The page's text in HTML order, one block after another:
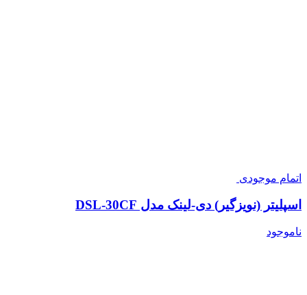
اتمام موجودی
اسپلیتر (نویزگیر) دی-لینک مدل DSL-30CF
ناموجود